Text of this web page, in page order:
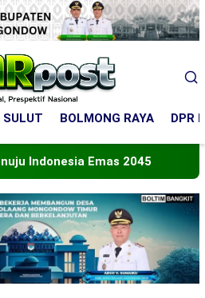
SULUT BOLMONG RAYA DPR
Emas 2045 Bupati